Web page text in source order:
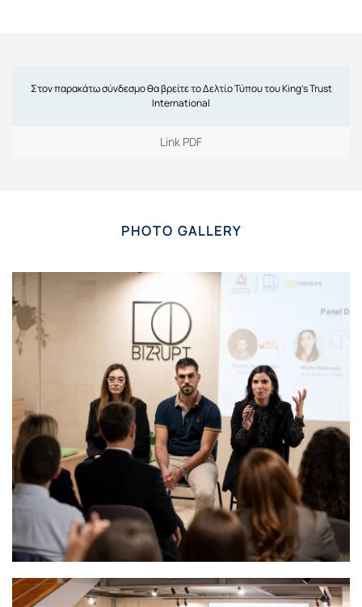
Στον παρακάτω σύνδεσμο θα βρείτε το Δελτίο Τύπου του King’s Trust
International
Link PDF
PHOTO GALLERY